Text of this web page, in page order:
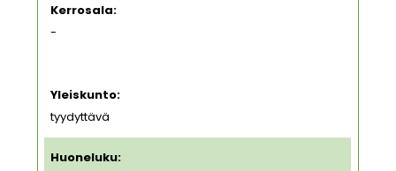
Kerrosala:
-
Yleiskunto:
tyydyttävä
Huoneluku: